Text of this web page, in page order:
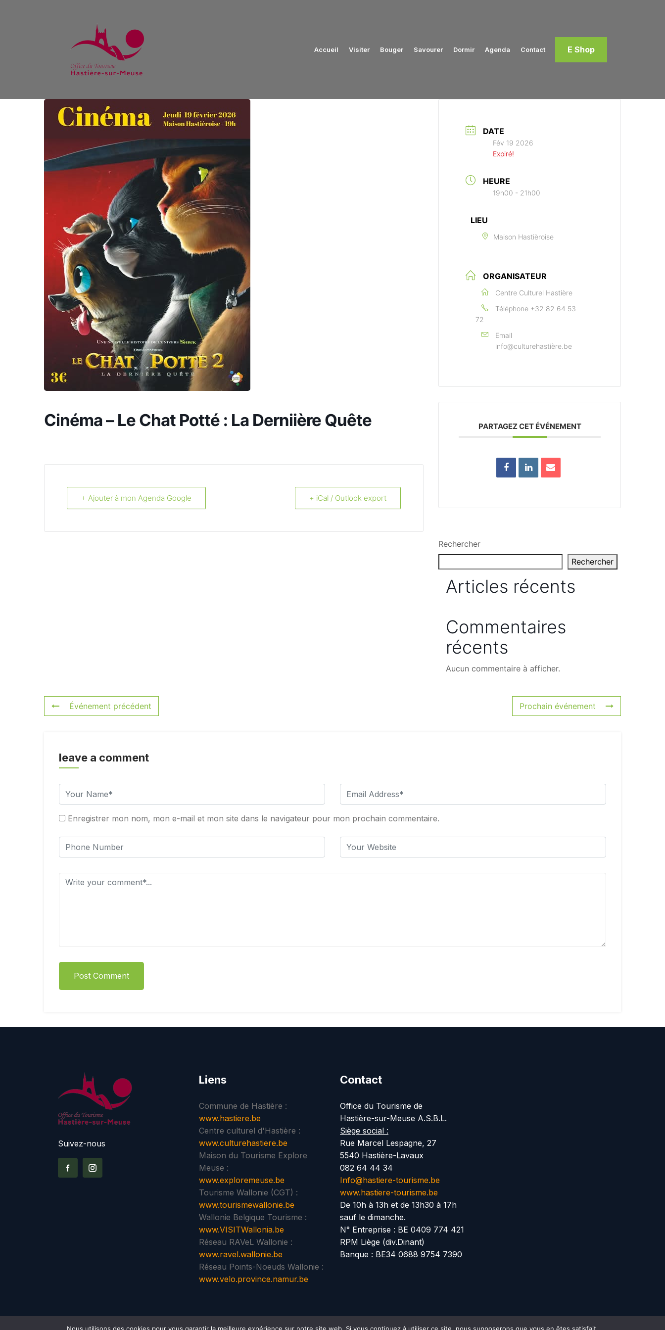
Accueil Visiter Bouger Savourer Dormir Agenda Contact E Shop
Cinéma – Le Chat Potté : La Derniière Quête
+ Ajouter à mon Agenda Google + iCal / Outlook export
DATE
Fév 19 2026
Expiré!
HEURE
19h00 - 21h00
LIEU
Maison Hastièroise
ORGANISATEUR
Centre Culturel Hastière
Téléphone +32 82 64 53
72
Email
info@culturehastière.be
PARTAGEZ CET ÉVÉNEMENT
Rechercher
Rechercher
Articles récents
Commentaires
récents
Aucun commentaire à afficher.
Événement précédent Prochain événement
leave a comment
Enregistrer mon nom, mon e-mail et mon site dans le navigateur pour mon prochain commentaire.
Post Comment
Suivez-nous
Liens
Commune de Hastière :
www.hastiere.be
Centre culturel d'Hastière :
www.culturehastiere.be
Maison du Tourisme Explore
Meuse :
www.exploremeuse.be
Tourisme Wallonie (CGT) :
www.tourismewallonie.be
Wallonie Belgique Tourisme :
www.VISITWallonia.be
Réseau RAVeL Wallonie :
www.ravel.wallonie.be
Réseau Points-Noeuds Wallonie :
www.velo.province.namur.be
Contact
Office du Tourisme de
Hastière-sur-Meuse A.S.B.L.
Siège social :
Rue Marcel Lespagne, 27
5540 Hastière-Lavaux
082 64 44 34
Info@hastiere-tourisme.be
www.hastiere-tourisme.be
De 10h à 13h et de 13h30 à 17h
sauf le dimanche.
N° Entreprise : BE 0409 774 421
RPM Liège (div.Dinant)
Banque : BE34 0688 9754 7390